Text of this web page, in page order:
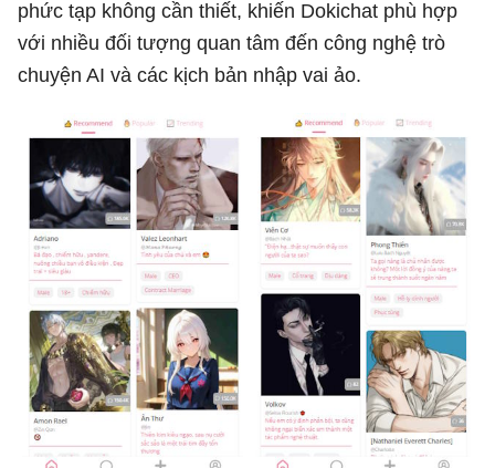
phức tạp không cần thiết, khiến Dokichat phù hợp
với nhiều đối tượng quan tâm đến công nghệ trò
chuyện AI và các kịch bản nhập vai ảo.